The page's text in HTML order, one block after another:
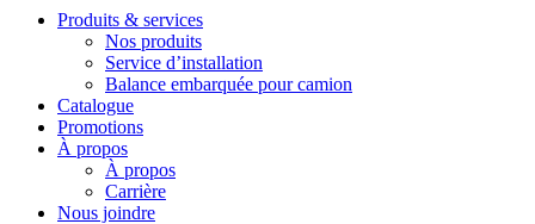
Produits & services
Nos produits
Service d’installation
Balance embarquée pour camion
Catalogue
Promotions
À propos
À propos
Carrière
Nous joindre